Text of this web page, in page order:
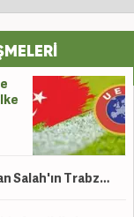
Ertuğrul Doğan Salah'ın Trabzonspor'u seçme sebebini açıkladı!